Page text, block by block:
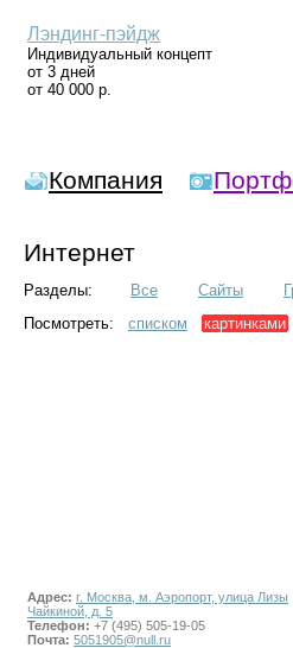
Лэндинг-пэйдж
Индивидуальный концепт
от 3 дней
от 40 000 р.
Компания
Интернет
Разделы: Все Сайты
Посмотреть: списком картинками
Адрес: г. Москва, м. Аэропорт, улица Лизы
Чайкиной, д. 5
Телефон: +7 (495) 505-19-05
Почта: 5051905@null.ru